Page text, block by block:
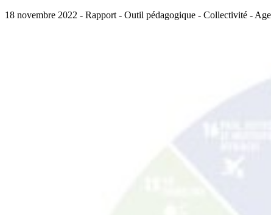
18 novembre 2022 - Rapport - Outil pédagogique - Collectivité -